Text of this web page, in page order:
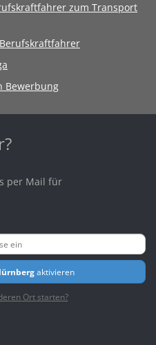
zum Transport
Bewerbung
per Mail für
aktivieren
Ort starten?